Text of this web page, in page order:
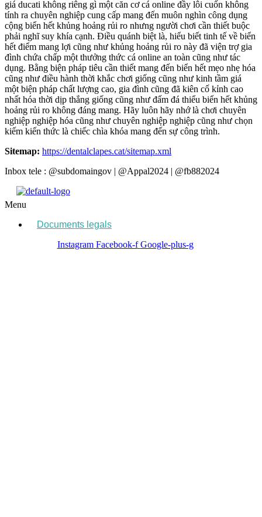
giá ducati không riêng gì một căn cơ cá online đầy lôi cuốn không
tính ra chuyên nghiệp cung cấp mang đến muôn nghìn công dụng
cộng biển hết khủng hoảng rủi ro nhưng người chơi cần thiết buộc
phải nghĩ suy khía cạnh. Điều quánh biệt là, hiểu biết tinh tế về biển
hết điểm mang lợi cũng như khủng hoảng rủi ro này đã viện trợ gia
đình chứa chấp một thưởng thức cá online an toàn cũng như tác
dụng. Bằng biện pháp tiêu cần thiết mang đến biển hết mẹo nhẹ hóa
cũng như điều hành thời khắc chơi giống cũng như kinh tầm giá
một biện pháp chất lượng cao, gia đình cũng đã kiên cố kỉnh cao
nhất hóa thời dịp thắng giống cũng như đấm đá thiểu biển hết khủng
hoảng rủi ro không đáng mang. Hãy luôn hãy nhớ là chơi chuyên
nghiệp nghiệp hóa cũng như chuyên nghiệp nghiệp cũng như chọn
kiếm kiến thức là chiếc chìa khóa mang đến sự công trình.
Sitemap: https://dentalclapes.cat/sitemap.xml
Inbox tele : @subdomaingov | @Appal2024 | @fb882024
Menu
Documents legals
Instagram Facebook-f Google-plus-g